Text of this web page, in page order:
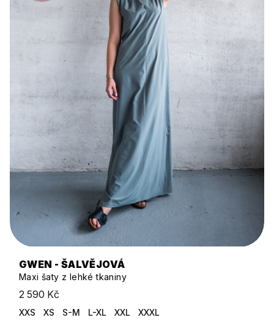
GWEN - ŠALVĚJOVÁ
Maxi šaty z lehké tkaniny
2 590 Kč
XXS XS S-M L-XL XXL
XXXL